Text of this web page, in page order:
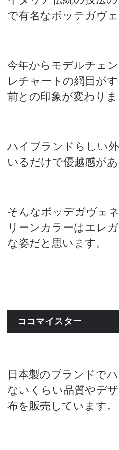
で有名なボッテガヴェ
今年からモデルチェ
レチャートの網目が
前との印象が変わりま
ハイブランドらしい
いるだけで優越感があ
そんなボッデガヴェ
リーンカラーはエレ
な姿だと思います。
ココマイスター
日本製のブランドで
ないくらい品質やデ
布を販売しています。